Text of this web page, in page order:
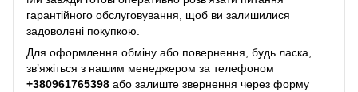
гарантійного обслуговування, щоб ви залишилися
задоволені покупкою.
Для оформлення обміну або повернення, будь ласка,
зв’яжіться з нашим менеджером за телефоном
+380961765398 або залиште звернення через форму